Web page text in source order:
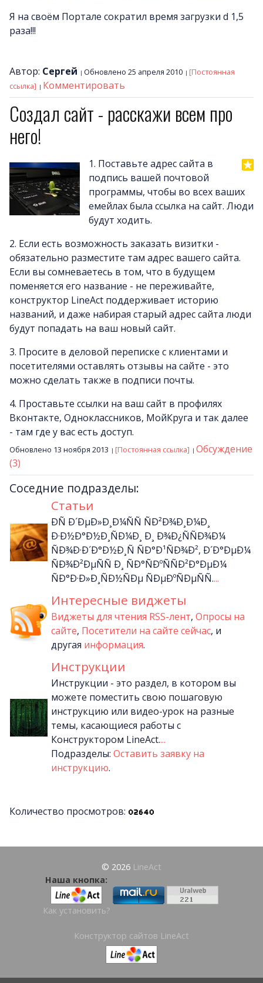
Я на своём Портале сократил время загрузки d 1,5
раза!!!
Автор: Сергей Обновлено 25 апреля 2010
[Постоянная
ссылка]
Комментировать
Создал сайт - расскажи всем про
него!
1. Поставьте адрес сайта в
подпись вашей почтовой
программы, чтобы во всех ваших
емейлах была ссылка на сайт. Люди
будут ходить.
2. Если есть возможность заказать визитки -
обязательно разместите там адрес вашего сайта.
Если вы сомневаетесь в том, что в будущем
поменяется его название - не переживайте,
конструктор LineAct поддерживает историю
названий, и даже набирая старый адрес сайта люди
будут попадать на ваш новый сайт.
3. Просите в деловой переписке с клиентами и
посетителями оставлять отзывы на сайте - это
можно сделать также в подписи почты.
4. Проставьте ссылки на ваш сайт в профилях
Вконтакте, Одноклассников, МойКруга и так далее
- там где у вас есть доступ.
Обновлено 13 ноября 2013 [Постоянная ссылка]
Обсуждение
(3)
Соседние подразделы:
Статьи
ÐÑ Ð´ÐµÐ»Ð¸Ð¼ÑÑ ÑÐ²Ð¾Ð¸Ð¼Ð¸
Ð·Ð½Ð°Ð½Ð¸ÑÐ¼Ð¸ Ð¸ Ð¾Ð¿ÑÑÐ¾Ð¼
ÑÐ¾Ð·Ð´Ð°Ð½Ð¸Ñ ÑÐ°Ð¹ÑÐ¾Ð², Ð´Ð°ÐµÐ¼
ÑÐ¾Ð²ÐµÑÑ Ð¸ ÑÐ°ÑÐºÑÑÐ²Ð°ÐµÐ¼
ÑÐ°Ð·Ð»Ð¸ÑÐ½ÑÐµ ÑÐµÐºÑÐµÑÑ....
Интересные виджеты
Виджеты для чтения RSS-лент, Опросы на
сайте, Посетители на сайте сейчас, и
другая информация.
Инструкции
Инструкции - это раздел, в котором вы
можете поместить свою пошаговую
инструкцию или видео-урок на разные
темы, касающиеся работы с
Конструктором LineAct....
Подразделы: Оставить заявку на
инструкцию.
Количество просмотров:
© 2026 LineAct
Наша кнопка:
Как установить?
Конструктор сайтов LineAct